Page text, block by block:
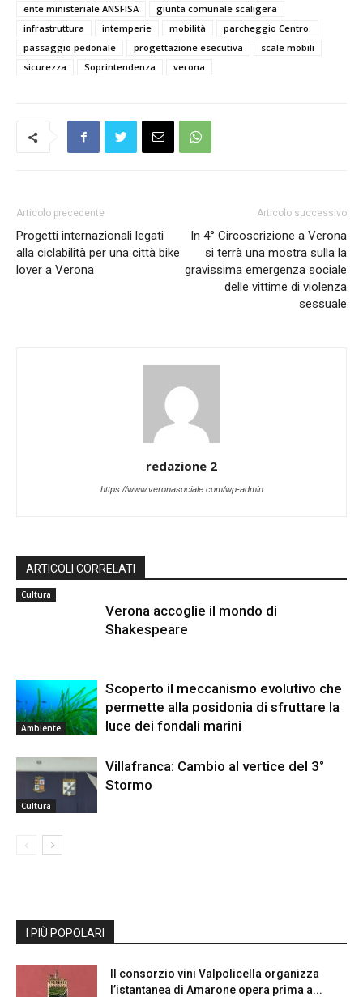
ente ministeriale ANSFISA
giunta comunale scaligera
infrastruttura
intemperie mobilità
parcheggio Centro.
passaggio pedonale
progettazione esecutiva
scale mobili
sicurezza
Soprintendenza verona
Articolo precedente
Progetti internazionali legati
alla ciclabilità per una città bike
lover a Verona
Articolo successivo
In 4° Circoscrizione a Verona
si terrà una mostra sulla la
gravissima emergenza sociale
delle vittime di violenza
sessuale
redazione 2
https://www.veronasociale.com/wp-admin
ARTICOLI CORRELATI
Cultura
Verona accoglie il mondo di
Shakespeare
Ambiente
Scoperto il meccanismo evolutivo che
permette alla posidonia di sfruttare la
luce dei fondali marini
Cultura
Villafranca: Cambio al vertice del 3°
Stormo
I PIÙ POPOLARI
Il consorzio vini Valpolicella organizza
l’istantanea di Amarone opera prima a...